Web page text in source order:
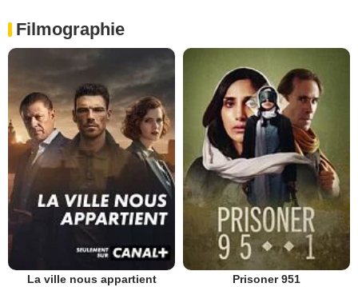
Filmographie
La ville nous appartient Prisoner 951